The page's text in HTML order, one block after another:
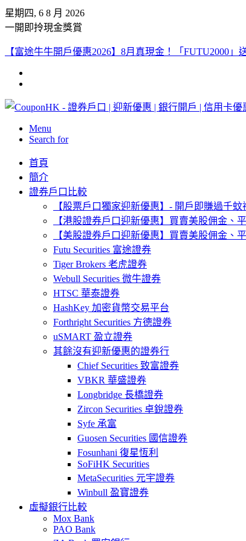
星期四, 6 8 月 2026
一開即拎現金獎賞
【富途牛牛開戶優惠2026】8月真現金！「FUTU2000
Menu
Search for
首頁
簡介
證券戶口比較
【股票戶口獨家迎新優惠】- 開戶即賺過千
【港股證券戶口迎新優惠】買賣美股佣金、
【美股證券戶口迎新優惠】買賣美股佣金、
Futu Securities 富途證券
Tiger Brokers 老虎證券
Webull Securities 微牛證券
HTSC 華泰證券
HashKey 加密貨幣交易平台
Forthright Securities 方德證券
uSMART 盈立證券
其餘沒有迎新優惠的證券行
Chief Securities 致富證券
VBKR 華盛證券
Longbridge 長橋證券
Zircon Securities 卓銳證券
Syfe 承富
Guosen Securities 國信證券
Fosunhani 復星恆利
SoFiHK Securities
MetaSecurities 元宇證券
Winbull 盈寶證券
虛擬銀行比較
Mox Bank
PAO Bank